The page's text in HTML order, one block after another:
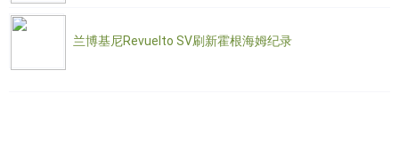
兰博基尼Revuelto SV刷新霍根海姆纪录